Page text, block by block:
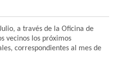
a través de la Oficina de
vecinos los próximos
correspondientes al mes de